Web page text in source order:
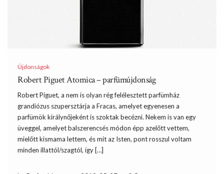
Újdonságok
Robert Piguet Atomica – parfümújdonság
Robert Piguet, a nem is olyan rég felélesztett parfümház
grandiózus szupersztárja a Fracas, amelyet egyenesen a
parfümök királynőjeként is szoktak becézni. Nekem is van egy
üveggel, amelyet balszerencsés módon épp azelőtt vettem,
mielőtt kismama lettem, és mit az Isten, pont rosszul voltam
minden illattól/szagtól, így […]